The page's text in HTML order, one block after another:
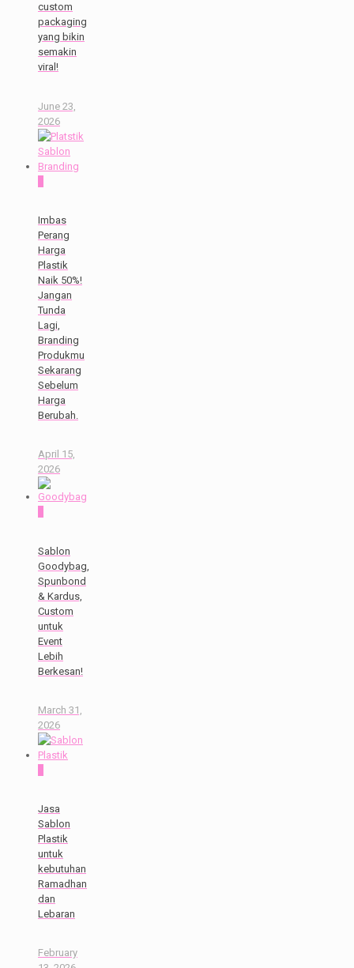
custom
packaging
yang bikin
semakin
viral!
June 23,
2026
Imbas
Perang
Harga
Plastik
Naik 50%!
Jangan
Tunda
Lagi,
Branding
Produkmu
Sekarang
Sebelum
Harga
Berubah.
April 15,
2026
Sablon
Goodybag,
Spunbond
& Kardus,
Custom
untuk
Event
Lebih
Berkesan!
March 31,
2026
Jasa
Sablon
Plastik
untuk
kebutuhan
Ramadhan
dan
Lebaran
February